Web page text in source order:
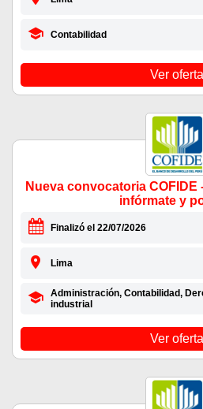
Contabilidad
Ver oferta
Nueva convocatoria COFIDE
infórmate y
Finalizó el 22/07/2026
Lima
Administración, Contabilidad,
industrial
Ver oferta